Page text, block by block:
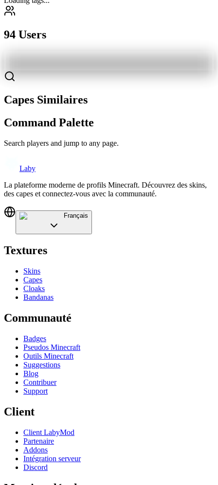
94 Users
Capes Similaires
Command Palette
Search players and jump to any page.
Laby
La plateforme moderne de profils Minecraft. Découvrez des skins,
des capes et connectez-vous avec la communauté.
Français
Textures
Skins
Capes
Cloaks
Bandanas
Communauté
Badges
Pseudos Minecraft
Outils Minecraft
Suggestions
Blog
Contribuer
Support
Client
Client LabyMod
Partenaire
Addons
Intégration serveur
Discord